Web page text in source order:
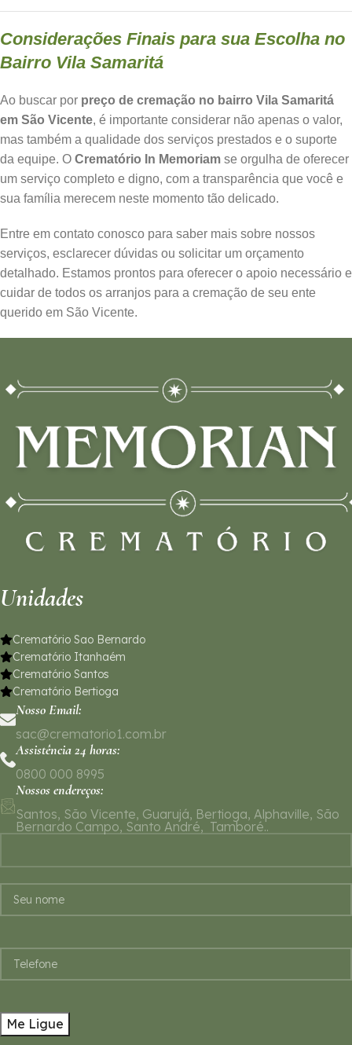
Considerações Finais para sua Escolha no
Bairro Vila Samaritá
Ao buscar por preço de cremação no bairro Vila Samaritá
em São Vicente, é importante considerar não apenas o valor,
mas também a qualidade dos serviços prestados e o suporte
da equipe. O Crematório In Memoriam se orgulha de oferecer
um serviço completo e digno, com a transparência que você e
sua família merecem neste momento tão delicado.
Entre em contato conosco para saber mais sobre nossos
serviços, esclarecer dúvidas ou solicitar um orçamento
detalhado. Estamos prontos para oferecer o apoio necessário e
cuidar de todos os arranjos para a cremação de seu ente
querido em São Vicente.
Unidades
Crematório Sao Bernardo
Crematório Itanhaém
Crematório Santos
Crematório Bertioga
Nosso Email:
sac@crematorio1.com.br
Assistência 24 horas:
0800 000 8995
Nossos endereços:
Santos, São Vicente, Guarujá, Bertioga, Alphaville, São
Bernardo Campo, Santo André, Tamboré..